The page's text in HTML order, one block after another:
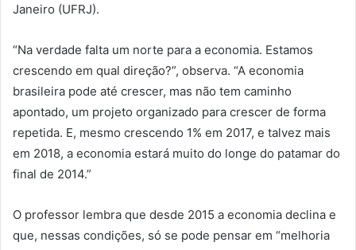
Janeiro (UFRJ).
“Na verdade falta um norte para a economia. Estamos
crescendo em qual direção?”, observa. “A economia
brasileira pode até crescer, mas não tem caminho
apontado, um projeto organizado para crescer de forma
repetida. E, mesmo crescendo 1% em 2017, e talvez mais
em 2018, a economia estará muito do longe do patamar do
final de 2014.”
O professor lembra que desde 2015 a economia declina e
que, nessas condições, só se pode pensar em “melhoria